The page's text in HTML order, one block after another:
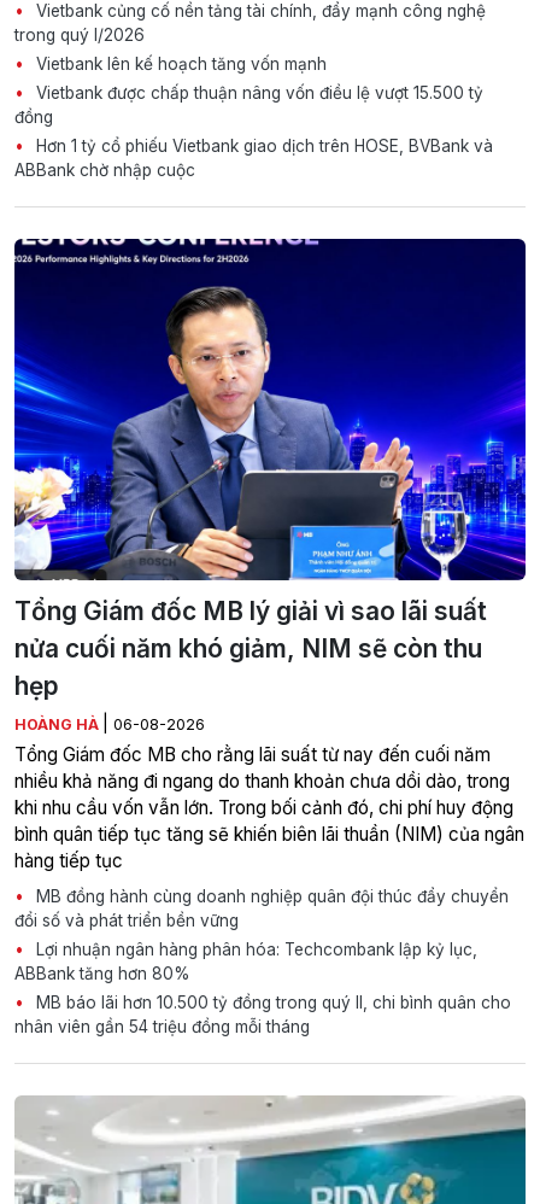
Vietbank củng cố nền tảng tài chính, đẩy mạnh công nghệ
trong quý I/2026
Vietbank lên kế hoạch tăng vốn mạnh
Vietbank được chấp thuận nâng vốn điều lệ vượt 15.500 tỷ
đồng
Hơn 1 tỷ cổ phiếu Vietbank giao dịch trên HOSE, BVBank và
ABBank chờ nhập cuộc
Tổng Giám đốc MB lý giải vì sao lãi suất
nửa cuối năm khó giảm, NIM sẽ còn thu
hẹp
HOÀNG HÀ 06-08-2026
Tổng Giám đốc MB cho rằng lãi suất từ nay đến cuối năm
nhiều khả năng đi ngang do thanh khoản chưa dồi dào, trong
khi nhu cầu vốn vẫn lớn. Trong bối cảnh đó, chi phí huy động
bình quân tiếp tục tăng sẽ khiến biên lãi thuần (NIM) của ngân
hàng tiếp tục
MB đồng hành cùng doanh nghiệp quân đội thúc đẩy chuyển
đổi số và phát triển bền vững
Lợi nhuận ngân hàng phân hóa: Techcombank lập kỷ lục,
ABBank tăng hơn 80%
MB báo lãi hơn 10.500 tỷ đồng trong quý II, chi bình quân cho
nhân viên gần 54 triệu đồng mỗi tháng